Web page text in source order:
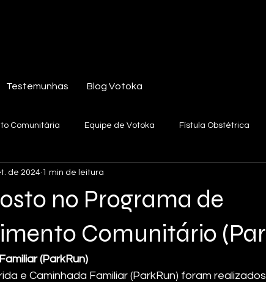
Testemunhas Blog Votoka
Comunitária Equipe de Votoka Fístula Obstétrica
no Programa de
Comunitário
de 2024 1 min de leitura
(ParkRun)
e Caminhada Familiar (ParkRun) foram